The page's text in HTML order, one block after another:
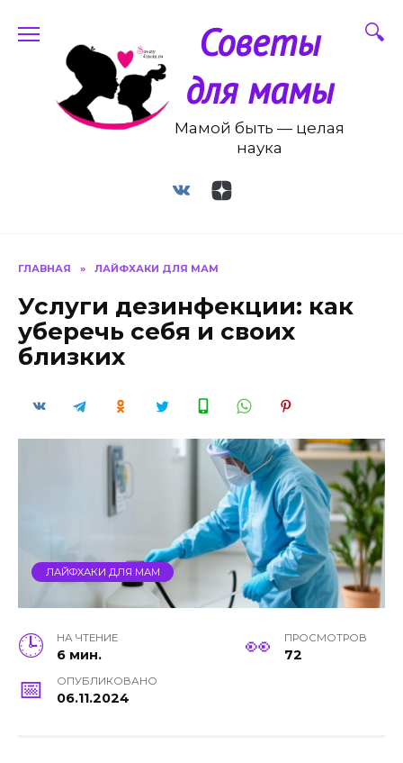
содержанию
Советы
для мамы
Мамой быть — целая
наука
ГЛАВНАЯ » ЛАЙФХАКИ ДЛЯ МАМ
Услуги дезинфекции: как
уберечь себя и своих
близких
ЛАЙФХАКИ ДЛЯ МАМ
НА ЧТЕНИЕ
6 мин.
ПРОСМОТРОВ
72
ОПУБЛИКОВАНО
06.11.2024